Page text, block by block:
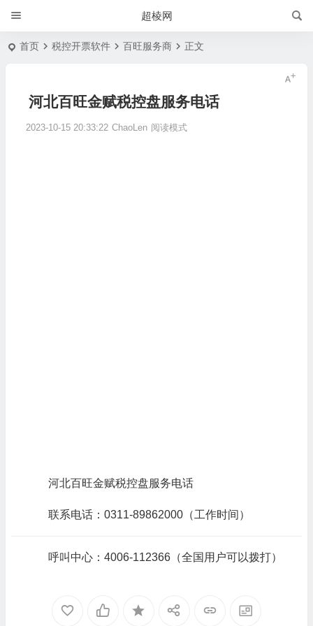
超棱网
首页 税控开票软件 百旺服务商 正文
河北百旺金赋税控盘服务电话
2023-10-15 20:33:22 ChaoLen 阅读模式
河北百旺金赋税控盘服务电话
联系电话：0311-89862000（工作时间）
呼叫中心：4006-112366（全国用户可以拨打）